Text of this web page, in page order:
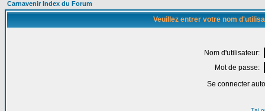
Carnavenir Index du Forum
Veuillez entrer votre nom
Nom d'utilisateur:
Mot de passe:
Se connecter